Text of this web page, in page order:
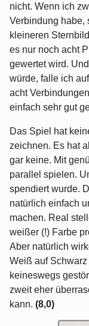
nicht. Wenn ich
Verbindung habe,
kleineren
es nur noch acht
gewertet wird.
würde, falle ich
acht
einfach sehr gut
Das Spiel hat
zeichnen. Es hat
gar keine. Mit
parallel spielen.
spendiert wurde.
natürlich einfach
machen. Real
weißer (!) Farbe
Aber natürlich
Weiß auf
keineswegs
zweit eher
kann. (8,0)